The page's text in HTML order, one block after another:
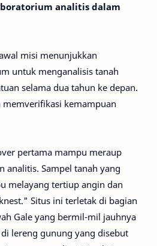
analitis dalam
misi menunjukkan
untuk menganalisis tanah
selama dua tahun ke depan.
kemampuan
pertama mampu meraup
analitis. Sampel tanah yang
melayang tertiup angin dan
Situs ini terletak di bagian
Gale yang bermil-mil jauhnya
lereng gunung yang disebut